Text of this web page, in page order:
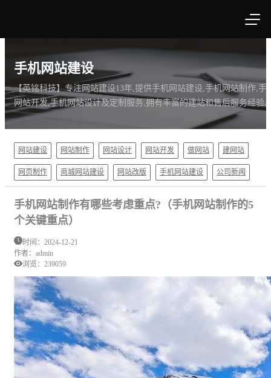
手机网站建设
【英铭科技】专注网站建设13年,提供手机网站建设,手机网站制作,手
网站开发,手机网站设计及定制服务,拥有丰富的建站和售后服务经验
网站建设 网站制作 网站设计 网站开发 做网站 建网站
网页制作 商城网站建设 网站改版 手机网站建设 公司新闻
手机网站制作有哪些考虑重点?（手机网站制作的5
个关键重点）
时间：2024-12-21
作者：admin
浏览： 239059